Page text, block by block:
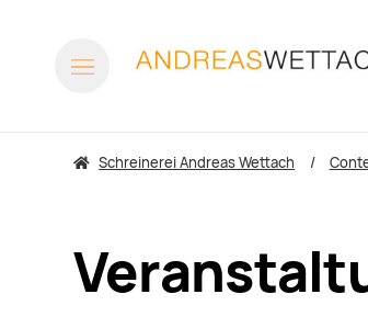
Schreinerei Andreas Wettach